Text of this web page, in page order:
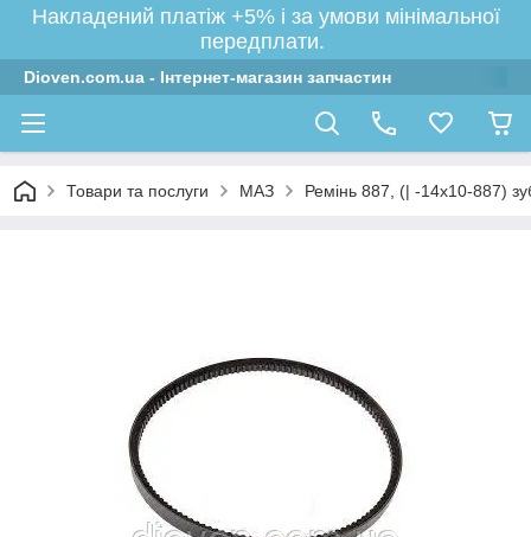
Накладений платіж +5% і за умови мінімальної
передплати.
Dioven.com.ua - Інтернет-магазин запчастин
Товари та послуги МАЗ Ремінь 887, (| -14х10-887)